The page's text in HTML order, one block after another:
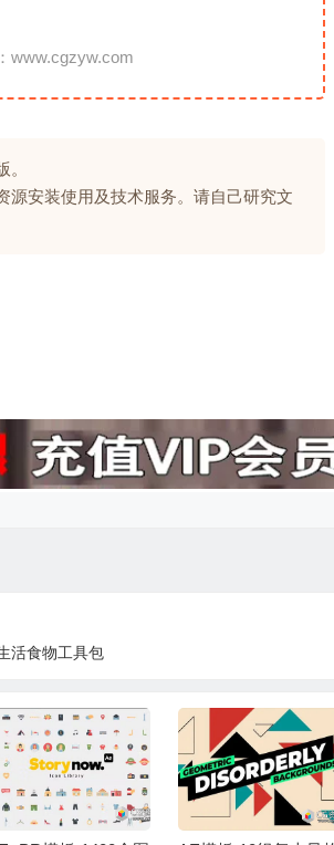
www.cgzyw.com
源安装使用及技术服务。请自己研究文
活食物工具包